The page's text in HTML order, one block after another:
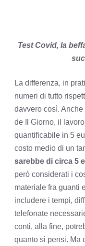
Test Covid, la
La differenza, in
numeri di tutto
davvero così.
de Il Giorno, il
quantificabile in 5
costo medio di un
sarebbe di circa 5
però considerati i
materiale fra guanti
includere i tempi,
telefonate
conti, alla fine,
quanto si pensi. Ma